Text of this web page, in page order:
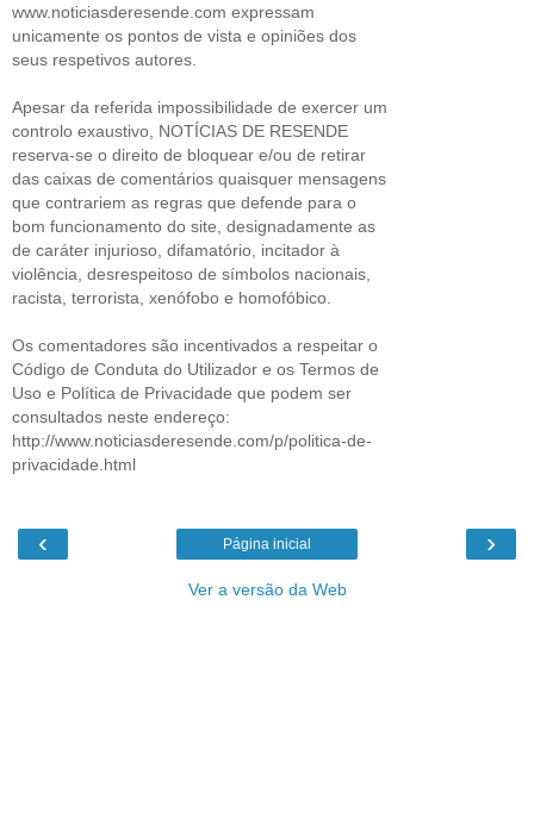
www.noticiasderesende.com expressam
unicamente os pontos de vista e opiniões dos
seus respetivos autores.
Apesar da referida impossibilidade de exercer um
controlo exaustivo, NOTÍCIAS DE RESENDE
reserva-se o direito de bloquear e/ou de retirar
das caixas de comentários quaisquer mensagens
que contrariem as regras que defende para o
bom funcionamento do site, designadamente as
de caráter injurioso, difamatório, incitador à
violência, desrespeitoso de símbolos nacionais,
racista, terrorista, xenófobo e homofóbico.
Os comentadores são incentivados a respeitar o
Código de Conduta do Utilizador e os Termos de
Uso e Política de Privacidade que podem ser
consultados neste endereço:
http://www.noticiasderesende.com/p/politica-de-
privacidade.html
‹ ›
Página inicial
Ver a versão da Web